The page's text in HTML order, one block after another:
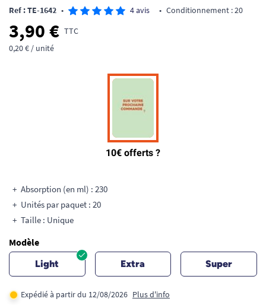
Ref : TE-1642 • 4 avis • Conditionnement : 20
3,90 € TTC
0,20 € / unité
Absorption (en ml) : 230
Unités par paquet : 20
Taille : Unique
Modèle
Light Extra Super
Expédié à partir du 12/08/2026 Plus d'info